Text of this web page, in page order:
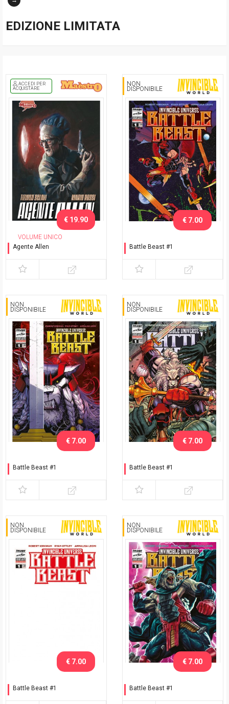
EDIZIONE LIMITATA
ACCEDI PER
ACQUISTARE
VOLUME UNICO
Agente Allen
€ 19.90
NON
DISPONIBILE
Battle Beast #1
€ 7.00
NON
DISPONIBILE
Battle Beast #1
Bergamo 2025
€ 7.00
NON
DISPONIBILE
Battle Beast #1
Modena 2025
€ 7.00
NON
DISPONIBILE
Battle Beast #1
€ 7.00
NON
DISPONIBILE
Battle Beast #1
€ 7.00